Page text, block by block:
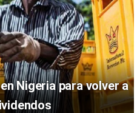
Nigeria para volver a